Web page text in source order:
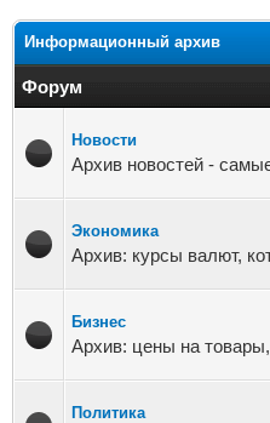
Информационный архив
Форум
Новости
Архив новостей -
Экономика
Архив: курсы валют,
Бизнес
Архив: цены на
Политика